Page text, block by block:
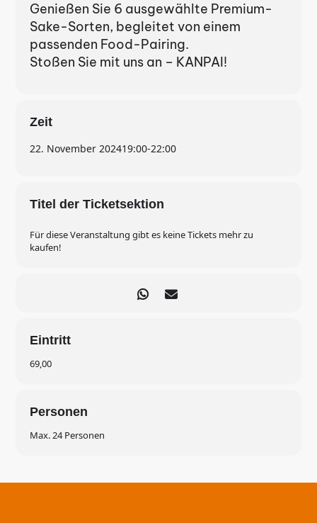
Es befinden sich keine
Produkte im Warenkorb.
Genießen Sie 6 ausgewählte Premium-
Sake-Sorten, begleitet von einem
passenden Food-Pairing.
Stoßen Sie mit uns an – KANPAI!
Zeit
22. November 202419:00-22:00
Titel der Ticketsektion
Für diese Veranstaltung gibt es keine Tickets mehr zu
kaufen!
Eintritt
69,00
Personen
Max. 24 Personen